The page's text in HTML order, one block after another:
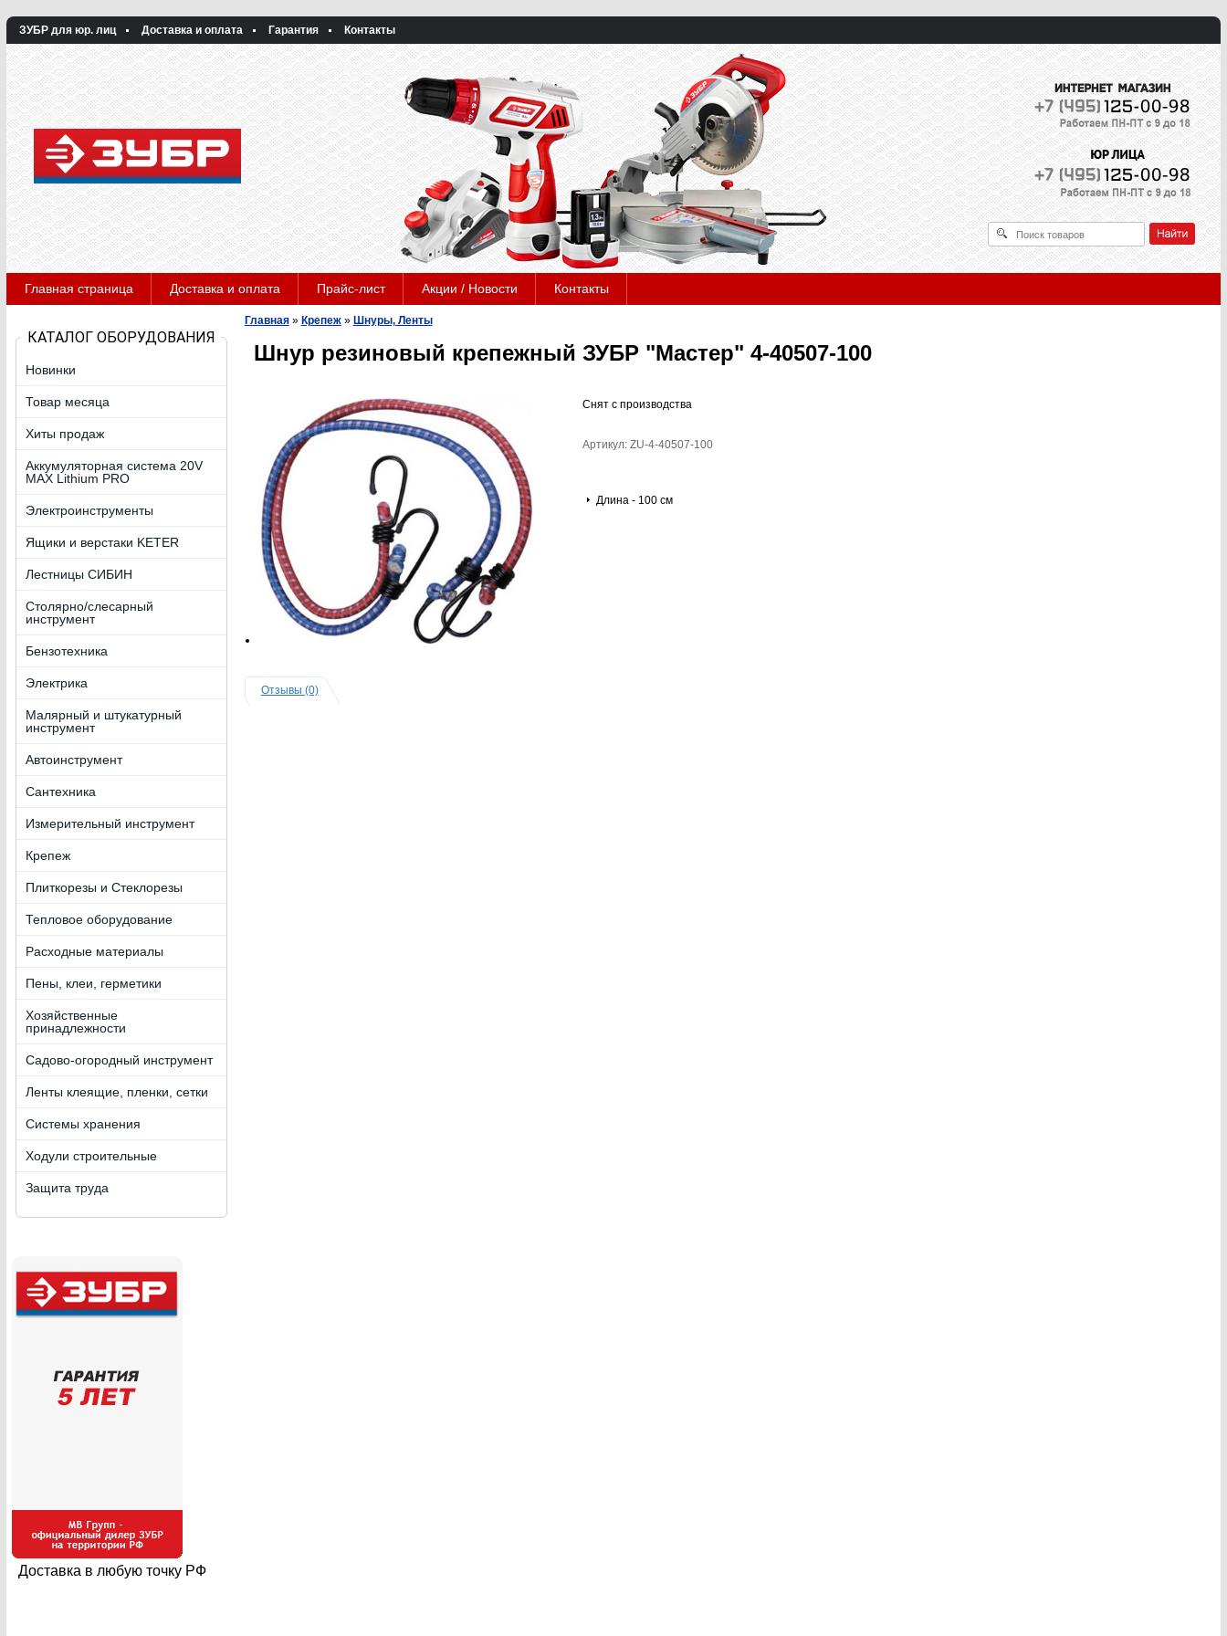
ЗУБР для юр. лиц Доставка и оплата Гарантия Контакты
Главная страница Доставка и оплата Прайс-лист Акции / Новости Контакты
КАТАЛОГ ОБОРУДОВАНИЯ
Новинки
Товар месяца
Хиты продаж
Аккумуляторная система 20V
MAX Lithium PRO
Электроинструменты
Ящики и верстаки KETER
Лестницы СИБИН
Столярно/слесарный
инструмент
Бензотехника
Электрика
Малярный и штукатурный
инструмент
Автоинструмент
Сантехника
Измерительный инструмент
Крепеж
Плиткорезы и Стеклорезы
Тепловое оборудование
Расходные материалы
Пены, клеи, герметики
Хозяйственные
принадлежности
Садово-огородный инструмент
Ленты клеящие, пленки, сетки
Системы хранения
Ходули строительные
Защита труда
Доставка в любую точку РФ
Главная» Крепеж» Шнуры, Ленты
Шнур резиновый крепежный ЗУБР "Мастер" 4-40507-100
Снят с производства
Артикул: ZU-4-40507-100
Длина - 100 см
Отзывы (0)